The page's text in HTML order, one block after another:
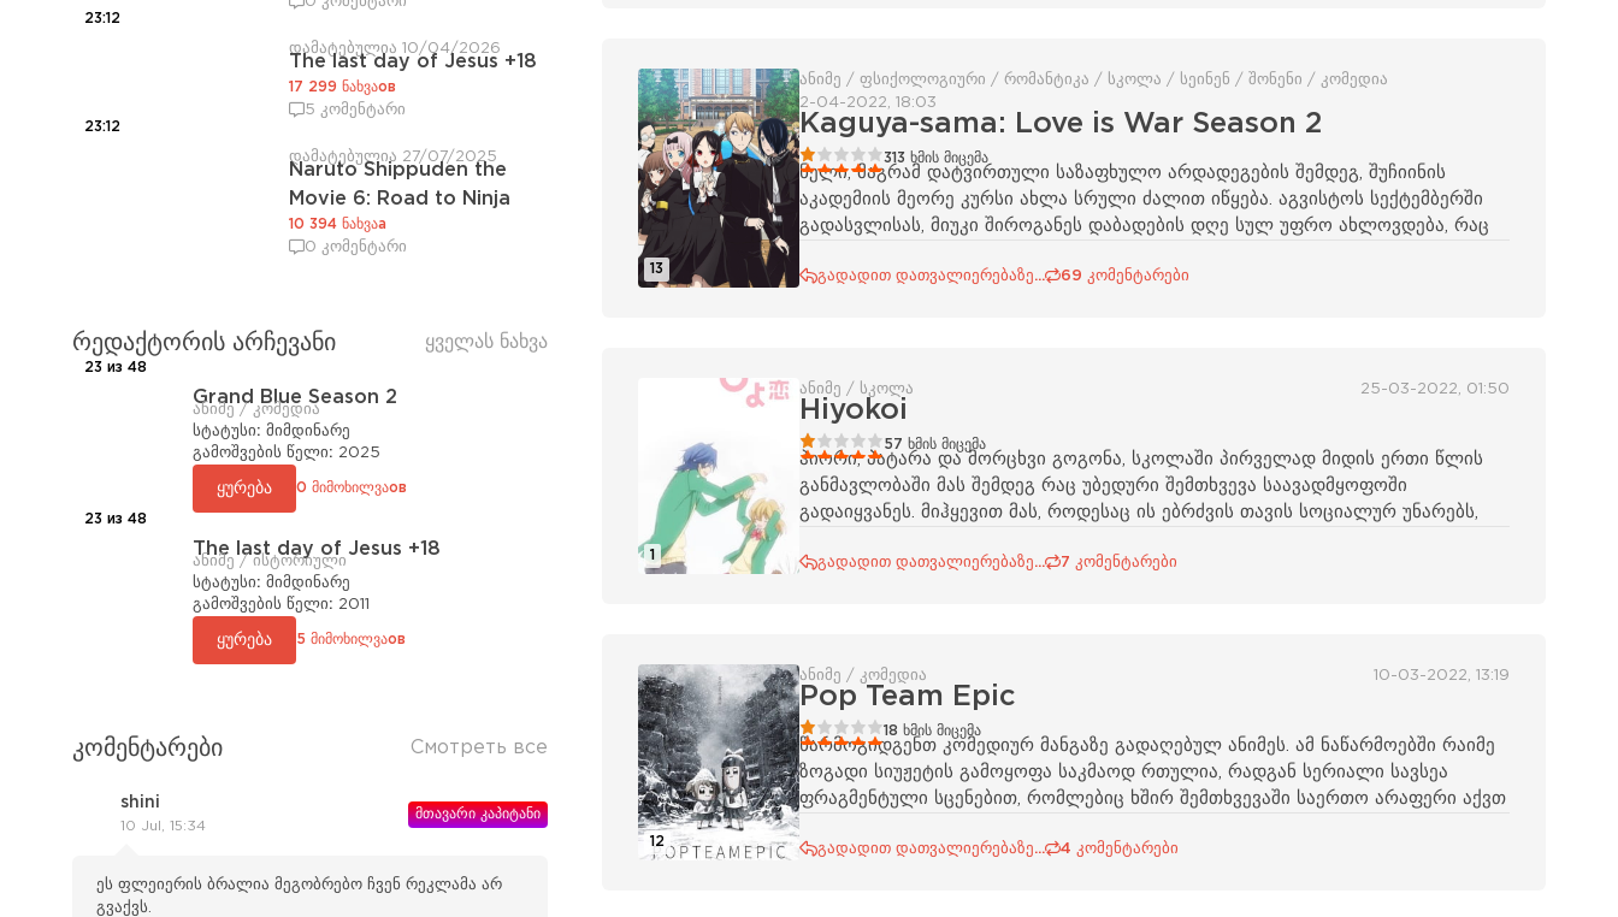
13
ანიმე / ფსიქოლოგიური / რომანტიკა / სკოლა / სეინენ / შონენი / კომედია
2-04-2022, 18:03
Kaguya-sama: Love is War Season 2
1 2 3 4 5 313 ხმის მიცემა
ნელი, მაგრამ დატვირთული საზაფხულო არდადეგების შემდეგ, შუჩიინის
აკადემიის მეორე კურსი ახლა სრული ძალით იწყება. აგვისტოს სექტემბერში
გადასვლისას, მიუკი შიროგანეს დაბადების დღე სულ უფრო ახლოვდება, რაც
გადადით დათვალიერებაზე... 69 კომენტარები
1
ანიმე / სკოლა 25-03-2022, 01:50
Hiyokoi
2 3 57 ხმის მიცემა
ჰიორი, პატარა და მორცხვი გოგონა, სკოლაში პირველად მიდის ერთი წლის
განმავლობაში მას შემდეგ რაც უბედური შემთხვევა საავადმყოფოში
გადაიყვანეს. მიჰყევით მას, როდესაც ის ებრძვის თავის სოციალურ უნარებს,
გადადით დათვალიერებაზე... 7 კომენტარები
12
ანიმე / კომედია 10-03-2022, 13:19
Pop Team Epic
1 2 3 4 5 18 ხმის მიცემა
წარმოგიდგენთ კომედიურ მანგაზე გადაღებულ ანიმეს. ამ ნაწარმოებში რაიმე
ზოგადი სიუჟეტის გამოყოფა საკმაოდ რთულია, რადგან სერიალი სავსეა
ფრაგმენტული სცენებით, რომლებიც ხშირ შემთხვევაში საერთო არაფერი აქვთ
გადადით დათვალიერებაზე... 4 კომენტარები
23:12
დამატებულია 10/04/2026
The last day of Jesus +18
17 299 ნახვაов
5 კომენტარი
23:12
დამატებულია 27/07/2025
Naruto Shippuden the
Movie 6: Road to Ninja
10 394 ნახვაа
0 კომენტარი
რედაქტორის არჩევანი ყველას ნახვა
23 из 48
Grand Blue Season 2
ანიმე / კომედია
სტატუსი: მიმდინარე
გამოშვების წელი: 2025
ყურება 0 მიმოხილვაов
23 из 48
The last day of Jesus +18
ანიმე / ისტორიული
სტატუსი: მიმდინარე
გამოშვების წელი: 2011
ყურება 5 მიმოხილვაов
კომენტარები Смотреть все
shini
10 Jul, 15:34
მთავარი კაპიტანი
ეს ფლეიერის ბრალია მეგობრებო ჩვენ რეკლამა არ
გვაქვს.